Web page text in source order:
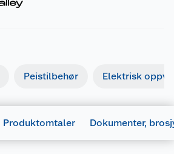
Peistilbehør Elektrisk
Produktomtaler Dokumenter,